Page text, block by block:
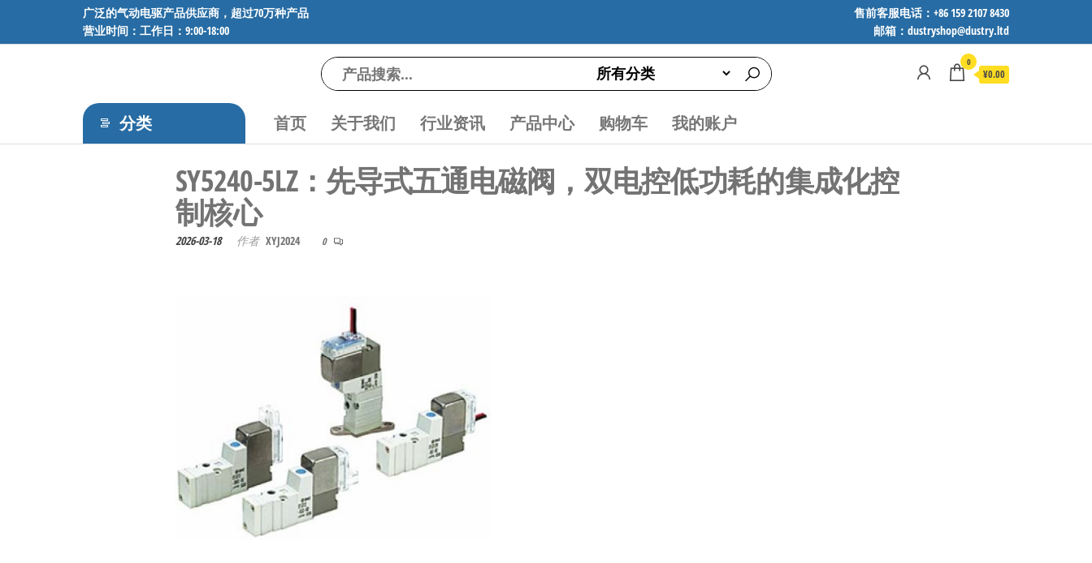
广泛的气动电驱产品供应商，超过70万种产品
营业时间：工作日：9:00-18:00
售前客服电话：+86 159 2107 8430
邮箱：dustryshop@dustry.ltd
动
电
SMC、
FESTO、
NORGREN、
0
¥0.00
分类 首页 关于我们 行业资讯 产品中心 购物车 我的账户
SY5240-5LZ：先导式五通电磁阀，双电控低功耗的集成化控
制核心
2026-03-18 作者 XYJ2024 0